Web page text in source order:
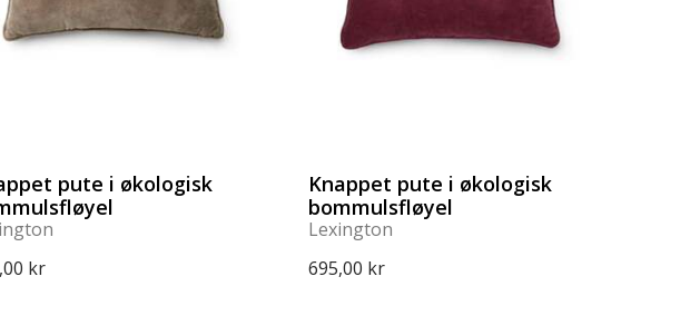
pute i økologisk
kr
Knappet pute i økologisk
bommulsfløyel
Lexington
695,00 kr